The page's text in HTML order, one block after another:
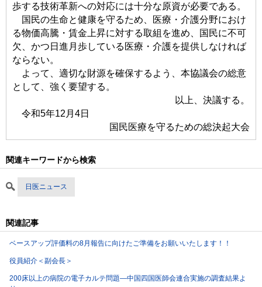
歩する技術革新への対応には十分な原資が必要である。
国民の生命と健康を守るため、医療・介護分野におけ
る物価高騰・賃金上昇に対する取組を進め、国民に不可
欠、かつ日進月歩している医療・介護を提供しなければ
ならない。
よって、適切な財源を確保するよう、本協議会の総意
として、強く要望する。
以上、決議する。
令和5年12月4日
国民医療を守るための総決起大会
関連キーワードから検索
日医ニュース
関連記事
ベースアップ評価料の8月報告に向けたご準備をお願いいたします！！
役員紹介＜副会長＞
200床以上の病院の電子カルテ問題―中国四国医師会連合実施の調査結果よ